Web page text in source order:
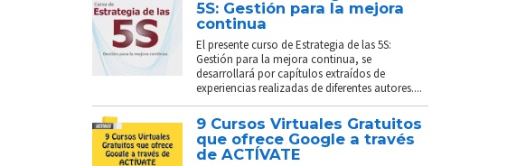
5S: Gestión para la mejora
continua
El presente curso de Estrategia de las 5S:
Gestión para la mejora continua, se
desarrollará por capítulos extraídos de
experiencias realizadas de diferentes autores....
9 Cursos Virtuales Gratuitos
que ofrece Google a través
de ACTÍVATE